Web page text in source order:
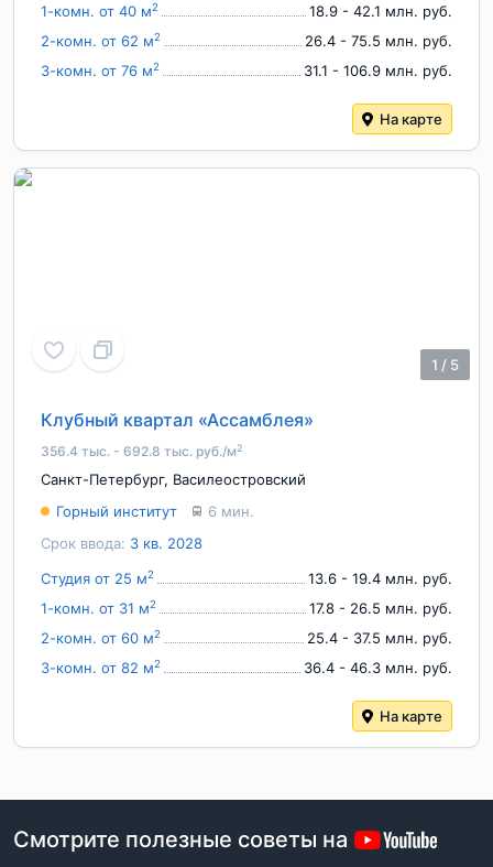
1-комн. от 40 м2
18.9 - 42.1 млн. руб.
2-комн. от 62 м2
26.4 - 75.5 млн. руб.
3-комн. от 76 м2 31.1 - 106.9 млн. руб.
На карте
1 / 5
Клубный квартал «Ассамблея»
356.4 тыс. - 692.8 тыс. руб./м2
Санкт-Петербург, Василеостровский
Срок ввода: 3 кв. 2028
Горный институт 6 мин.
Студия от 25 м2
13.6 - 19.4 млн. руб.
1-комн. от 31 м2
17.8 - 26.5 млн. руб.
2-комн. от 60 м2
25.4 - 37.5 млн. руб.
3-комн. от 82 м2 36.4 - 46.3 млн. руб.
На карте
Смотрите полезные советы на